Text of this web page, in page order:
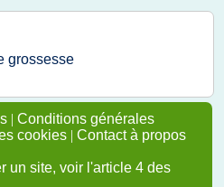
grossesse
| Conditions générales
cookies | Contact à propos
un site, voir l'article 4 des